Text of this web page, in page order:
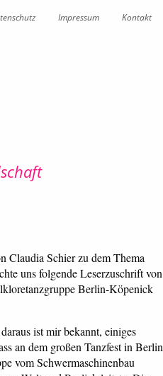
Impressum Kontakt
Claudia Schier zu dem Thema
uns folgende Leserzuschrift von
Berlin-Köpenick
ist mir bekannt, einiges
an dem großen Tanzfest in Berlin
vom Schwermaschinenbau